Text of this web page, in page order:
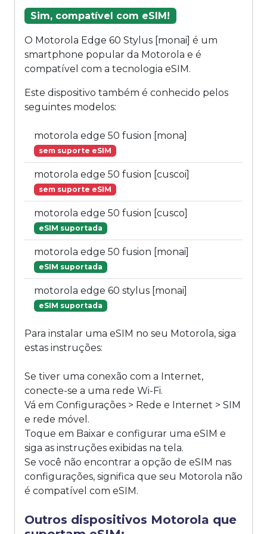
Sim, compatível com eSIM!
O Motorola Edge 60 Stylus [monai] é um
smartphone popular da Motorola e é
compatível com a tecnologia eSIM.
Este dispositivo também é conhecido pelos
seguintes modelos:
motorola edge 50 fusion [mona]
sem suporte eSIM
motorola edge 50 fusion [cuscoi]
sem suporte eSIM
motorola edge 50 fusion [cusco]
eSIM suportada
motorola edge 50 fusion [monai]
eSIM suportada
motorola edge 60 stylus [monai]
eSIM suportada
Para instalar uma eSIM no seu Motorola, siga
estas instruções:
Se tiver uma conexão com a Internet,
conecte-se a uma rede Wi-Fi.
Vá em Configurações > Rede e Internet > SIM
e rede móvel.
Toque em Baixar e configurar uma eSIM e
siga as instruções exibidas na tela.
Se você não encontrar a opção de eSIM nas
configurações, significa que seu Motorola não
é compatível com eSIM.
Outros dispositivos Motorola que